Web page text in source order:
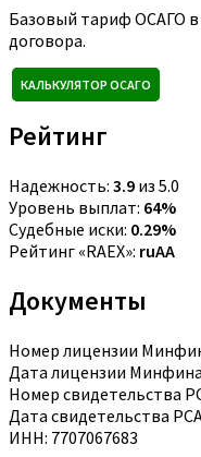
Базовый тариф ОСАГО в
договора.
КАЛЬКУЛЯТОР ОСАГО
Рейтинг
Надежность: 3.9 из 5.0
Уровень выплат: 64%
Судебные иски: 0.29%
Рейтинг «RAEX»: ruAA
Документы
Номер лицензии
Дата лицензии
Номер свидетельства
Дата свидетельства
ИНН: 7707067683